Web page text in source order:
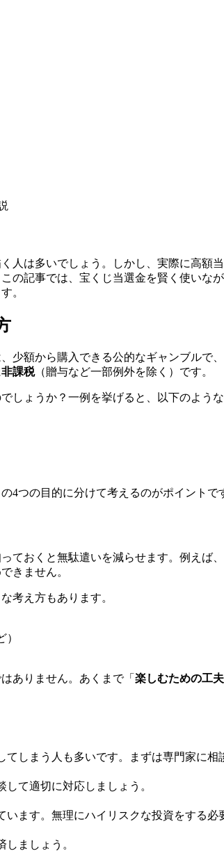
人は多いでしょう。しかし、実際に高額
の記事では、宝くじ当選金を賢く使いな
。
少額から購入できる公的なギャンブルで
非課税（贈与など一部例外を除く）です。
しょうか？一例を挙げると、以下のよう
の4つの目的に分けて考えるのがポイントで
ておくと無駄遣いを減らせます。例えば
きません。
考え方もあります。
ありません。あくまで「 楽しむための工夫
しまう人も多いです。まずは専門家に相
て適切に対応しましょう。
ます。無理にハイリスクな投資をする必
ましょう。